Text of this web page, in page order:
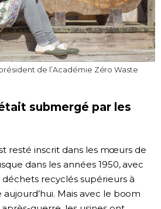
de l’Académie Zéro Waste
submergé par les
resté inscrit dans les mœurs de
dans les années 1950, avec
recyclés supérieurs à
Mais avec le boom